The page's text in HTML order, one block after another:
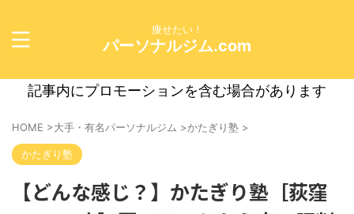
痩せたい！
パーソナルジム.com
記事内にプロモーションを含む場合があります
HOME >大手・有名パーソナルジム >かたぎり塾 >
かたぎり塾
【どんな感じ？】かたぎり塾［荻窪